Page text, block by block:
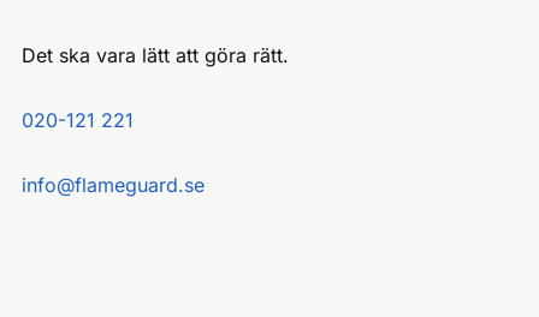
Det ska vara lätt att göra rätt.
020-121 221
info@flameguard.se